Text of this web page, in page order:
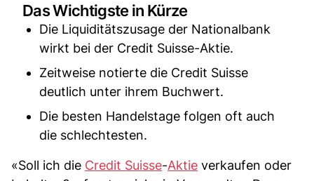
Das Wichtigste in Kürze
Die Liquiditätszusage der Nationalbank
wirkt bei der Credit Suisse-Aktie.
Zeitweise notierte die Credit Suisse
deutlich unter ihrem Buchwert.
Die besten Handelstage folgen oft auch
die schlechtesten.
«Soll ich die Credit Suisse-Aktie verkaufen oder